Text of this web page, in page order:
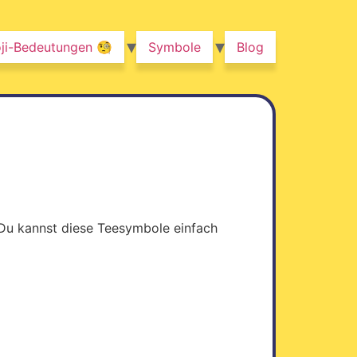
Bedeutungen 🧐 Symbole Blog
kannst diese Teesymbole einfach